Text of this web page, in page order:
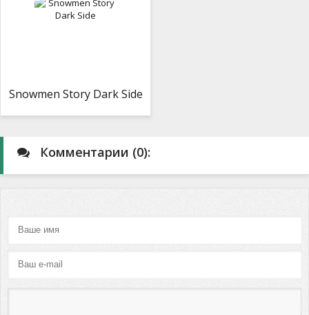
Snowmen Story Dark Side
Комментарии (0):